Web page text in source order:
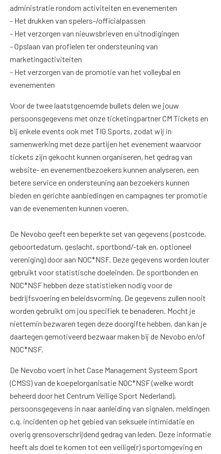
administratie rondom activiteiten en evenementen
- Het drukken van spelers-/officialpassen
- Het verzorgen van nieuwsbrieven en uitnodigingen
- Opslaan van profielen ter ondersteuning van
marketingactiviteiten
- Het verzorgen van de promotie van het volleybal en
evenementen
Voor de twee laatstgenoemde bullets delen we jouw
persoonsgegevens met onze ticketingpartner CM Tickets en
bij enkele events ook met TIG Sports, zodat wij in
samenwerking met deze partijen het evenement waarvoor
tickets zijn gekocht kunnen organiseren, het gedrag van
website- en evenementbezoekers kunnen analyseren, een
betere service en ondersteuning aan bezoekers kunnen
bieden en gerichte aanbiedingen en campagnes ter promotie
van de evenementen kunnen voeren.
De Nevobo geeft een beperkte set van gegevens (postcode,
geboortedatum, geslacht, sportbond/-tak en, optioneel
vereniging) door aan NOC*NSF. Deze gegevens worden louter
gebruikt voor statistische doeleinden. De sportbonden en
NOC*NSF hebben deze statistieken nodig voor de
bedrijfsvoering en beleidsvorming. De gegevens zullen nooit
worden gebruikt om jou specifiek te benaderen. Mocht je
niettemin bezwaren tegen deze doorgifte hebben, dan kan je
daartegen gemotiveerd bezwaar maken bij de Nevobo en/of
NOC*NSF.
De Nevobo voert in het Case Management Systeem Sport
(CMSS) van de koepelorganisatie NOC*NSF (welke wordt
beheerd door het Centrum Veilige Sport Nederland),
persoonsgegevens in naar aanleiding van signalen, meldingen
c.q. incidenten op het gebied van seksuele intimidatie en
overig grensoverschrijdend gedrag van leden. Deze informatie
heeft als doel te komen tot een veilige(r) sportomgeving en